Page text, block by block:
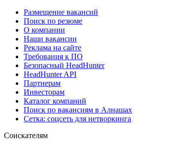
Размещение вакансий
Поиск по резюме
О компании
Наши вакансии
Реклама на сайте
Требования к ПО
Безопасный HeadHunter
HeadHunter API
Партнерам
Инвесторам
Каталог компаний
Поиск по вакансиям в Алнашах
Сетка: соцсеть для нетворкинга
Соискателям